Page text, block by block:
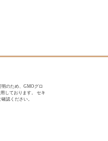
のため、GMOグロ
しております。 セキ
認ください。